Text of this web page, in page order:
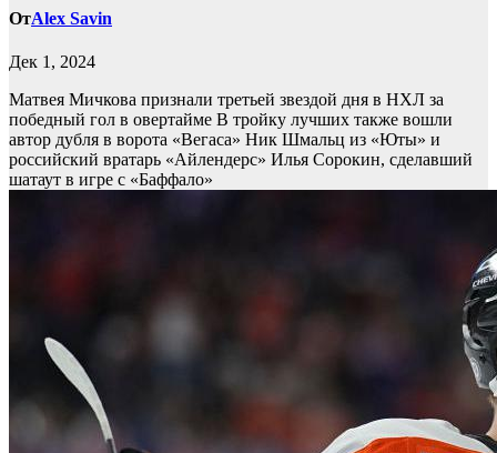
ОтAlex Savin
Дек 1, 2024
Матвея Мичкова признали третьей звездой дня в НХЛ за
победный гол в овертайме В тройку лучших также вошли
автор дубля в ворота «Вегаса» Ник Шмальц из «Юты» и
российский вратарь «Айлендерс» Илья Сорокин, сделавший
шатаут в игре с «Баффало»